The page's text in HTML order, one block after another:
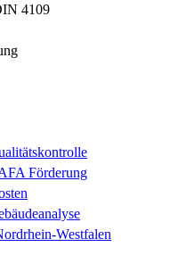
4109
Förderung
Westfalen